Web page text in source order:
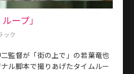
ープ」
ック
二監督が「街の上で」の若葉竜也
ル脚本で撮りあげたタイムルー